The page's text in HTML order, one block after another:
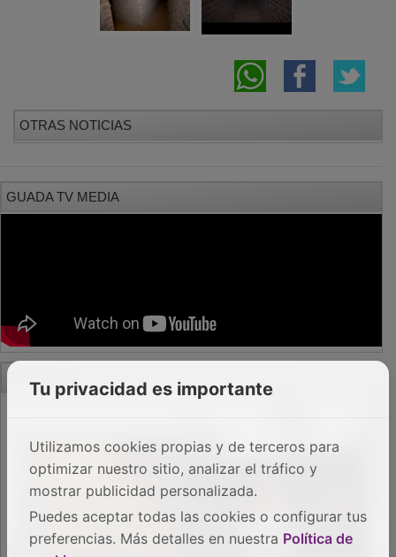
PUBLICIDAD
Tu privacidad es importante
Utilizamos cookies propias y de terceros para
optimizar nuestro sitio, analizar el tráfico y
mostrar publicidad personalizada.
Puedes aceptar todas las cookies o configurar tus
preferencias. Más detalles en nuestra Política de